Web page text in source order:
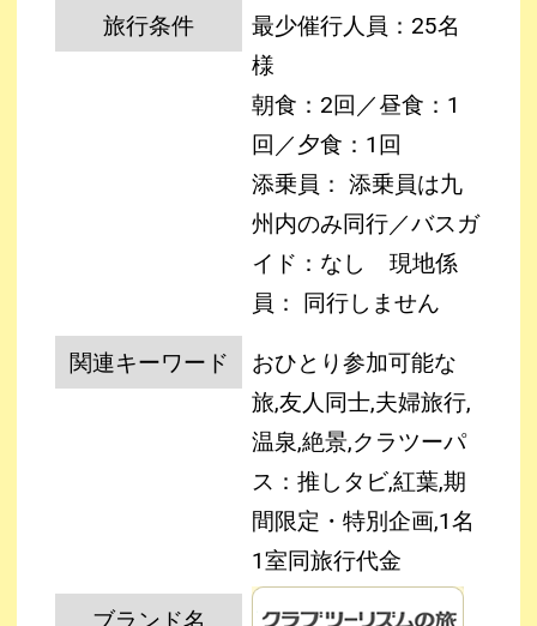
旅行条件
最少催行人員：25名
様
朝食：2回／昼食：1
回／夕食：1回
添乗員： 添乗員は九
州内のみ同行／バスガ
イド：なし
現地係
員： 同行しません
関連キーワード
おひとり参加可能な
旅,友人同士,夫婦旅行,
温泉,絶景,クラツーパ
ス：推しタビ,紅葉,期
間限定・特別企画,1名
1室同旅行代金
ブランド名